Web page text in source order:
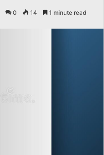
0 14 1 minute read